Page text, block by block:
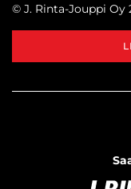
© J. Rinta-Jouppi Oy